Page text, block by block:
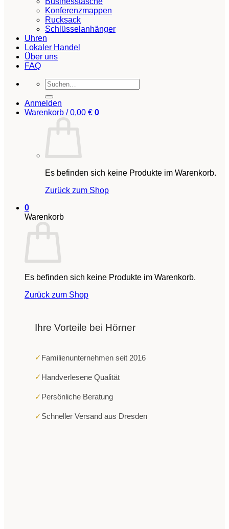
Konferenzmappen
Rucksack
Schlüsselanhänger
Uhren
Lokaler Handel
Über uns
FAQ
Suchen
nach:
Anmelden
Warenkorb /0,00 € 0
Es befinden sich keine Produkte im Warenkorb.
Zurück zum Shop
0
Warenkorb
Es befinden sich keine Produkte im Warenkorb.
Zurück zum Shop
Ihre Vorteile bei Hörner
✓ Familienunternehmen seit 2016
✓ Handverlesene Qualität
✓ Persönliche Beratung
✓ Schneller Versand aus Dresden